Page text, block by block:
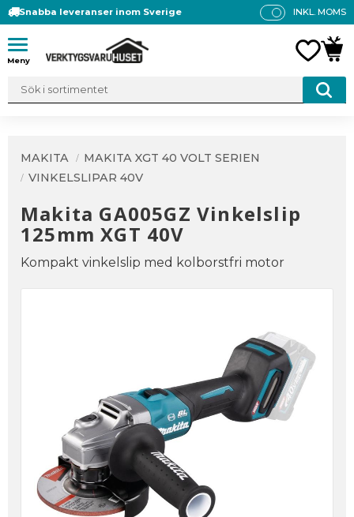
Meny
Snabba leveranser inom Sverige
P
INKL. MOMS
MAKITA
MAKITA XGT 40 VOLT SERIEN
VINKELSLIPAR 40V
Makita GA005GZ Vinkelslip
125mm XGT 40V
Kompakt vinkelslip med kolborstfri motor